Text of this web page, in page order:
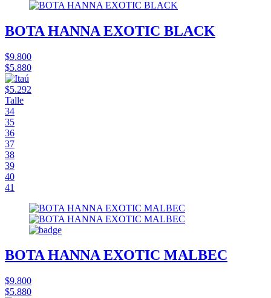
BOTA HANNA EXOTIC BLACK
$9.800
$5.880
$5.292
Talle
34
35
36
37
38
39
40
41
BOTA HANNA EXOTIC MALBEC
$9.800
$5.880